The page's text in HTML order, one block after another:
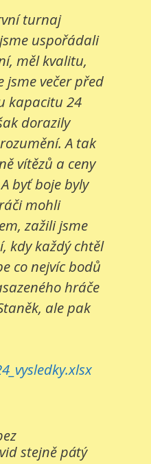
turnaj
uspořádali
měl kvalitu,
jsme večer před
kapacitu 24
dorazily
A tak
vítězů a ceny
byť boje byly
mohli
zažili jsme
kdy každý chtěl
co nejvíc bodů
hráče
ale pak
stejně pátý